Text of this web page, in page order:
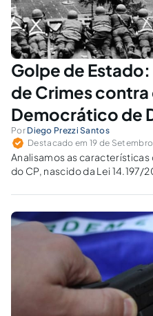
Golpe de
de Crimes contra
Democrático de
Por Diego Prezzi Santos
Destacado em 19 de
Analisamos as
do CP, nascido da Lei 14.197/